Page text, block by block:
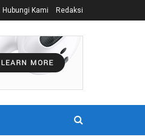
Hubungi Kami Redaksi